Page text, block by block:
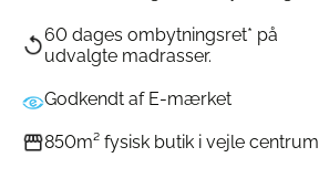
60 dages ombytningsret* på
udvalgte madrasser.
Godkendt af E-mærket
850m² fysisk butik i vejle centrum